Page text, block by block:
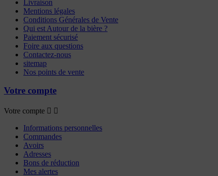
Livraison
Mentions légales
Conditions Générales de Vente
Qui est Autour de la bière ?
Paiement sécurisé
Foire aux questions
Contactez-nous
sitemap
Nos points de vente
Votre compte
Votre compte  
Informations personnelles
Commandes
Avoirs
Adresses
Bons de réduction
Mes alertes